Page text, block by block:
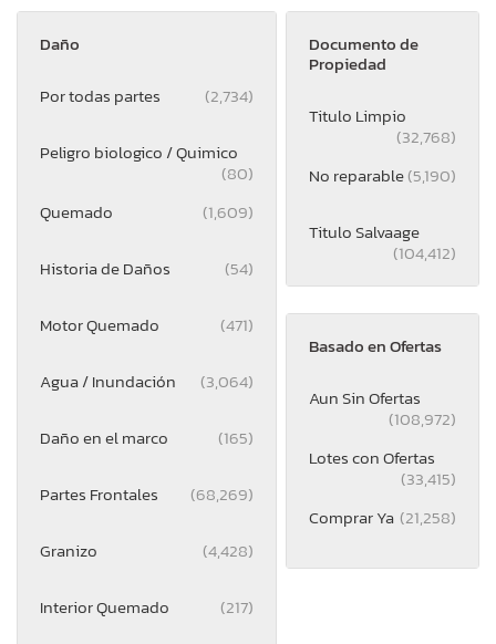
Daño
Por todas partes (2,734)
Peligro biologico / Quimico
(80)
Quemado
(1,609)
Historia de Daños (54)
Motor Quemado (471)
Agua / Inundación (3,064)
Daño en el marco (165)
Partes Frontales (68,269)
Granizo (4,428)
Interior Quemado (217)
Documento de
Propiedad
Titulo Limpio
(32,768)
No reparable(5,190)
Titulo Salvaage
(104,412)
Basado en Ofertas
Aun Sin Ofertas
(108,972)
Lotes con Ofertas
(33,415)
Comprar Ya (21,258)